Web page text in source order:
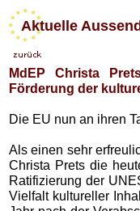
Aktuelle
MdEP Christa
Förderung der
Die EU nun an ihren
Als einen sehr
Christa Prets die
Ratifizierung der
Vielfalt kultureller